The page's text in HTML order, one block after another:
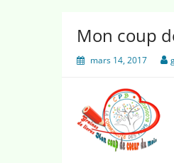
Mon coup
mars 14, 2017